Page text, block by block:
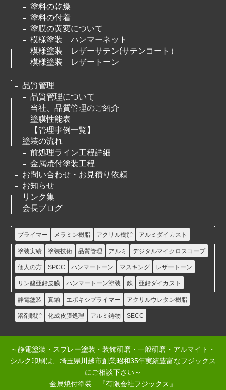
塗料の乾燥
塗料の付着
塗膜の黄変について
模様塗装 ハンマーネット
模様塗装 レザーサテン(サテンコート）
模様塗装 レザートーン
品質管理
品質管理について
当社、品質管理のご紹介
塗膜性能表
【管理事例一覧】
塗装の流れ
前処理ライン工程詳細
金属焼付塗装工程
お問い合わせ・お見積り依頼
お知らせ
リンク集
会長ブログ
プライマー メラミン樹脂 アクリル樹脂 アルミダイカスト
塗装実績 塗装技術 品質管理 アルミ デジタルマイクロスコープ
個人の方 SPCC ハンマートーン マスキング レザートーン
リン酸亜鉛皮膜 ハンマートーン塗装 鉄 亜鉛ダイカスト
静電塗装 真鍮 エポキシプライマー アクリルウレタン樹脂
溶剤脱脂 化成皮膜処理 アルミ鋳物 SECC
～静電塗装・スプレー塗装・装飾研磨・一般研磨・アルマイト・
シルク印刷は、埼玉県川越市創業昭和35年実績豊富なフジックス
にご相談下さい～
金属焼付塗装 『有限会社フジックス』